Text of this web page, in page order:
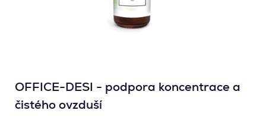
OFFICE-DESI - podpora koncentrace a
čistého ovzduší